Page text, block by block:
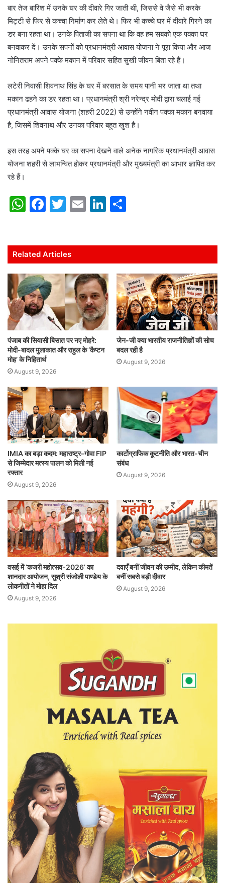
बार तेज बारिश में उनके घर की दीवारे गिर जाती थी, जिससे वे जैसे भी करके
मिट्टी से फिर से कच्चा निर्माण कर लेते थे। फिर भी कच्चे घर में दीवारे गिरने का
डर बना रहता था। उनके पिताजी का सपना था कि वह हम सबको एक पक्का घर
बनवाकर दें। उनके सपनों को प्रधानमंत्री आवास योजना ने पूरा किया और आज
नोनितराम अपने पक्के मकान में परिवार सहित सुखी जीवन बिता रहे हैं।
लटेरी निवासी शिवनाथ सिंह के घर में बरसात के समय पानी भर जाता था तथा
मकान ढहने का डर रहता था। प्रधानमंत्री श्री नरेन्द्र मोदी द्वारा चलाई गई
प्रधानमंत्री आवास योजना (शहरी 2022) से उन्होंने नवीन पक्का मकान बनवाया
है, जिसमें शिवनाथ और उनका परिवार बहुत खुश है।
इस तरह अपने पक्के घर का सपना देखने वाले अनेक नागरिक प्रधानमंत्री आवास
योजना शहरी से लाभन्वित होकर प्रधानमंत्री और मुख्यमंत्री का आभार ज्ञापित कर
रहे हैं।
W
s
A
p
p
F
e
b
o
o
k
T
er
E
l
Li
e
dI
n
e
Related Articles
पंजाब की सियासी बिसात पर नए मोहरे:
मोदी-बादल मुलाकात और राहुल के ‘कैप्टन
मोह’ के निहितार्थ
August 9, 2026
जेन-जी क्या भारतीय राजनीतिज्ञों की सोच
बदल रही है
August 9, 2026
IMIA का बड़ा कदम: महाराष्ट्र–गोवा FIP
से जिम्मेदार मत्स्य पालन को मिली नई
रफ्तार
August 9, 2026
कार्टोग्राफिक कूटनीति और भारत-चीन
संबंध
August 9, 2026
वसई में ‘कजरी महोत्सव-2026’ का
शानदार आयोजन, सुश्री संजोली पाण्डेय के
लोकगीतों ने मोहा दिल
August 9, 2026
दवाएँ बनीं जीवन की उम्मीद, लेकिन कीमतें
बनीं सबसे बड़ी दीवार
August 9, 2026